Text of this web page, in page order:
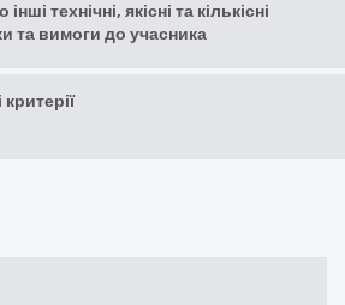
технічні, якісні та кількісні
та вимоги до учасника
критерії